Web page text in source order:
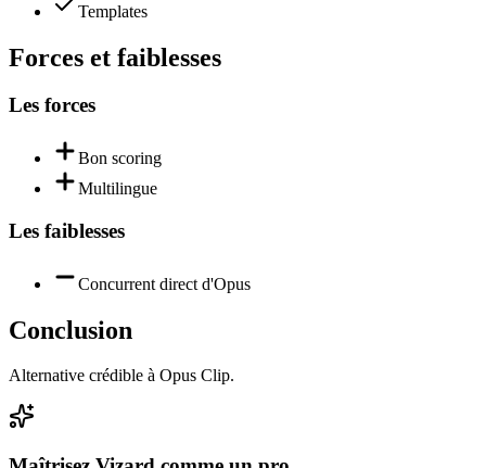
Templates
Forces et faiblesses
Les forces
Bon scoring
Multilingue
Les faiblesses
Concurrent direct d'Opus
Conclusion
Alternative crédible à Opus Clip.